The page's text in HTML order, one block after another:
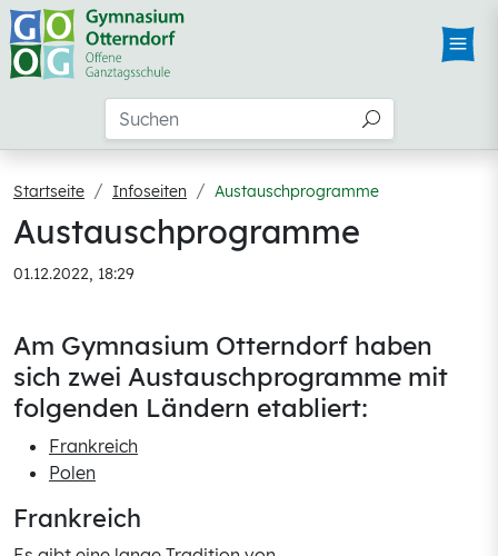
Startseite Infoseiten Austauschprogramme
Austauschprogramme
01.12.2022, 18:29
Am Gymnasium Otterndorf haben
sich zwei Austauschprogramme mit
folgenden Ländern etabliert:
Frankreich
Polen
Frankreich